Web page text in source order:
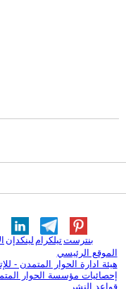
لينكدإن تيلكرامبنترست
الموقع الرئيسي
هيئة ادارة الحوار المتمدن -
إحصائيات مؤسسة الحوار
قواعد النشر